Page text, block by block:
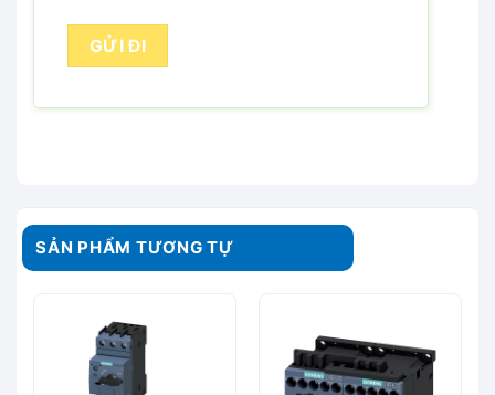
SẢN PHẨM TƯƠNG TỰ